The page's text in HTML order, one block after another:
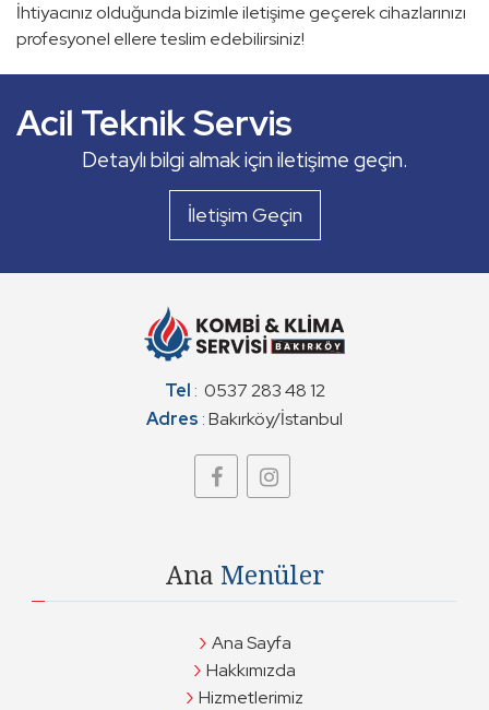
İhtiyacınız olduğunda bizimle iletişime geçerek cihazlarınızı
profesyonel ellere teslim edebilirsiniz!
Kombi Servisi
Klima Servisi
Acil Teknik Servis
ve dahası...
Kombi Servisi
Detaylı bilgi almak için iletişime geçin.
İletişim Geçin
Tel : 0537 283 48 12
Adres :Bakırköy/İstanbul
Ana Menüler
Ana Sayfa
Hakkımızda
Hizmetlerimiz